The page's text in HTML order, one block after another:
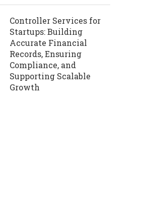
Controller Services for
Startups: Building
Accurate Financial
Records, Ensuring
Compliance, and
Supporting Scalable
Growth